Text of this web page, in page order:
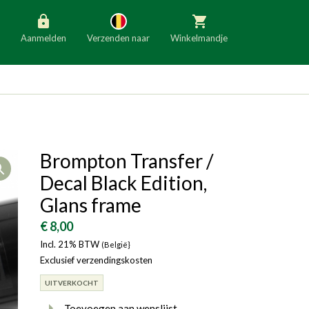
Aanmelden Verzenden naar
Slovenië Italië
Denemarken
Bulgarije
Winkelmandje
Open
Brompton Transfer /
Decal Black Edition,
Glans frame
€ 8,00
Incl. 21% BTW (België}
Exclusief verzendingskosten
UITVERKOCHT